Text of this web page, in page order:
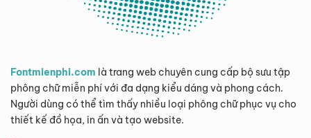
Fontmienphi.com là trang web chuyên cung cấp bộ sưu tập
phông chữ miễn phí với đa dạng kiểu dáng và phong cách.
Người dùng có thể tìm thấy nhiều loại phông chữ phục vụ cho
thiết kế đồ họa, in ấn và tạo website.